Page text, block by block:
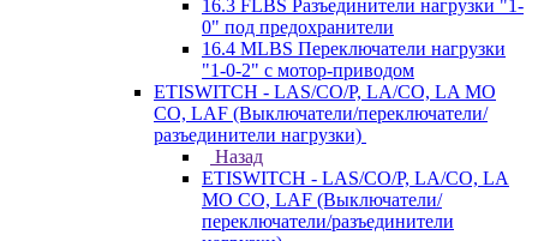
16.3 FLBS Разъединители нагрузки "1-
0" под предохранители
16.4 MLBS Переключатели нагрузки
"1-0-2" с мотор-приводом
ETISWITCH - LAS/CO/P, LA/CO, LA MO
CO, LAF (Выключатели/переключатели/
разъединители нагрузки)
Назад
ETISWITCH - LAS/CO/P, LA/CO, LA
MO CO, LAF (Выключатели/
переключатели/разъединители